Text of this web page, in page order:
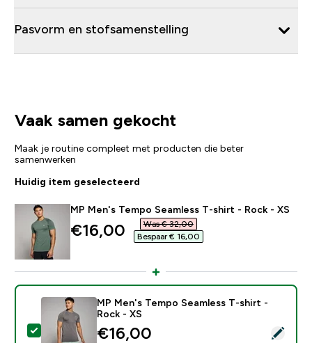
Pasvorm en stofsamenstelling
Vaak samen gekocht
Maak je routine compleet met producten die beter
samenwerken
Huidig item geselecteerd
MP Men's Tempo Seamless T-shirt - Rock - XS
discounted price
€16,00‎
Was € 32,00‎
Bespaar € 16,00‎
Selecteer dit product - MP Men's Tempo Seamless
MP Men's Tempo Seamless T-shirt -
Rock - XS
discounted price
€16,00‎